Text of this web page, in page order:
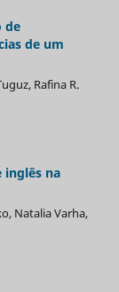
de
de um
Rafina R.
inglês na
Natalia Varha,